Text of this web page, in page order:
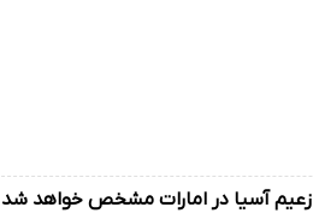
زعیم آسیا در امارات مشخص خواهد شد